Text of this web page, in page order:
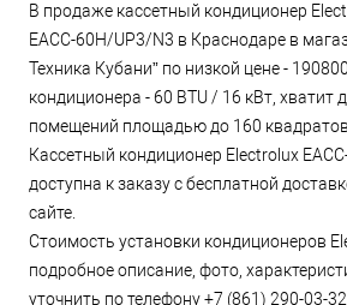
В продаже кассетный кондиционер
EACС-60H/UP3/N3 в Краснодаре в
Техника Кубани” по низкой цене -
кондиционера - 60 BTU / 16 кВт, хватит
помещений площадью до 160
Кассетный кондиционер Electrolux
доступна к заказу с бесплатной
сайте.
Стоимость установки кондиционеров
подробное описание, фото,
уточнить по телефону +7 (861) 290-03-